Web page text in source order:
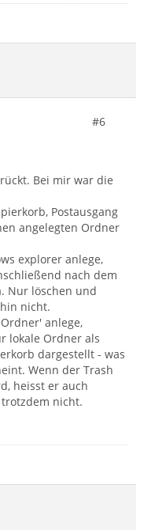
#6
Bei mir war die
Postausgang
angelegten Ordner
explorer anlege,
nach dem
Nur löschen und
nicht.
anlege,
lokale Ordner als
dargestellt - was
Wenn der Trash
heisst er auch
nicht.